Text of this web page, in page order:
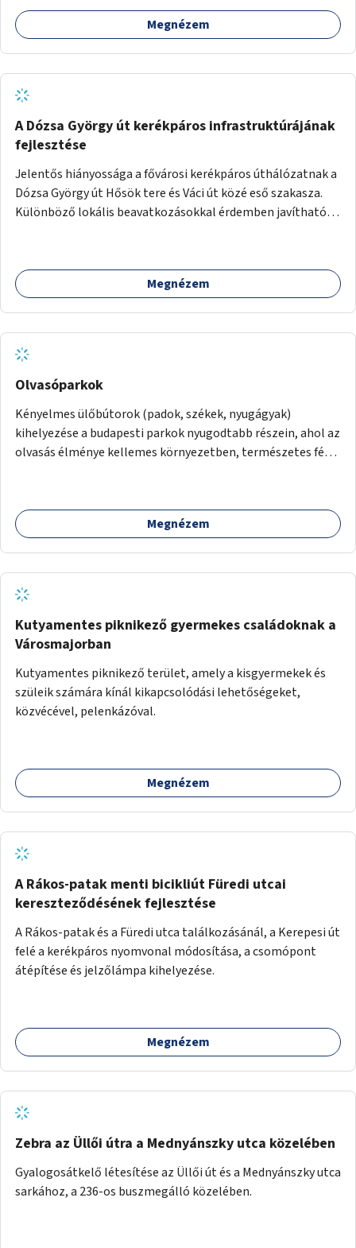
Megnézem
A Dózsa György út kerékpáros infrastruktúrájának
fejlesztése
Jelentős hiányossága a fővárosi kerékpáros úthálózatnak a
Dózsa György út Hősök tere és Váci út közé eső szakasza.
Különböző lokális beavatkozásokkal érdemben javítható
teljes körű, komplex felújítására.
Megnézem
Olvasóparkok
Kényelmes ülőbútorok (padok, székek, nyugágyak)
kihelyezése a budapesti parkok nyugodtabb részein, ahol az
olvasás élménye kellemes környezetben, természetes fény
adnának a kikapcsolódásra, az olvasás népszerűsítésére.
Megnézem
Kutyamentes piknikező gyermekes családoknak a
Városmajorban
Kutyamentes piknikező terület, amely a kisgyermekek és
szüleik számára kínál kikapcsolódási lehetőségeket,
közvécével, pelenkázóval.
Megnézem
A Rákos-patak menti bicikliút Füredi utcai
kereszteződésének fejlesztése
A Rákos-patak és a Füredi utca találkozásánál, a Kerepesi út
felé a kerékpáros nyomvonal módosítása, a csomópont
átépítése és jelzőlámpa kihelyezése.
Megnézem
Zebra az Üllői útra a Mednyánszky utca közelében
Gyalogosátkelő létesítése az Üllői út és a Mednyánszky utca
sarkához, a 236-os buszmegálló közelében.